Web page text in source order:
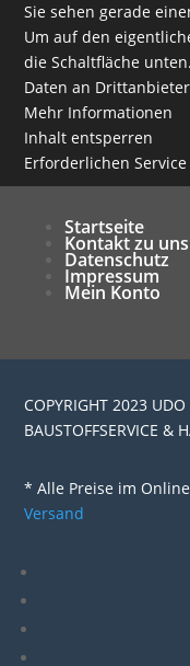
Sie sehen gerade
Um auf den
die Schaltfläche
Daten an
Mehr Informationen
Inhalt entsperren
Erforderlichen
Startseite
Kontakt zu uns
Datenschutz
Impressum
Mein Konto
COPYRIGHT 2023
BAUSTOFFSERVICE &
* Alle Preise im
Versand